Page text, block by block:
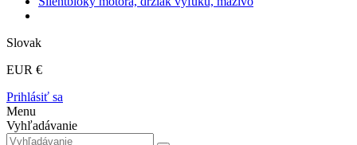
Slovak
EUR €
Prihlásiť sa
Menu
Vyhľadávanie